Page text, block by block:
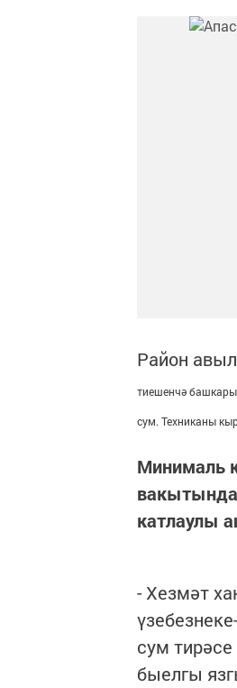
Район
тиешенчә
сум. Техниканы
Минималь
катлаулы
- Хезмәт
сум
быелгы